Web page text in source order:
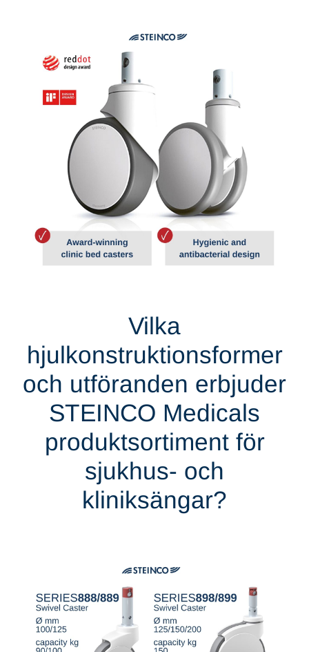
Vilka
hjulkonstruktionsformer
och utföranden erbjuder
STEINCO Medicals
produktsortiment för
sjukhus- och
kliniksängar?